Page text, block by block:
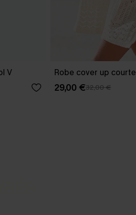
V Robe cover up
29,00 €32,00 €